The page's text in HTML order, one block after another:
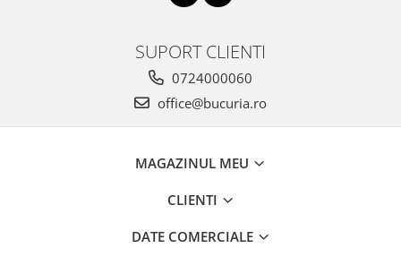
SUPORT CLIENTI
0724000060
office@bucuria.ro
MAGAZINUL MEU
CLIENTI
DATE COMERCIALE